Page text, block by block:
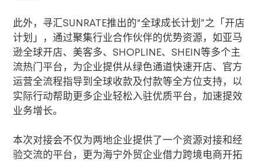
此外，寻汇SUNRATE推出的“全球成长计划 ”之「开店
计划」，通过聚集行业合作伙伴的优势资源，如亚马
逊全球开店、美客多、SHOPLINE、SHEIN等多个主
流热门平台，为企业提供从绿色通道快速开店、官方
运营全流程指导到全球收款及付款等全方位支持，以
实际行动帮助更多企业轻松入驻优质平台，加速提效
业务增长。
本次对接会不仅为两地企业提供了一个资源对接和经
验交流的平台，更为海宁外贸企业借力跨境电商开拓